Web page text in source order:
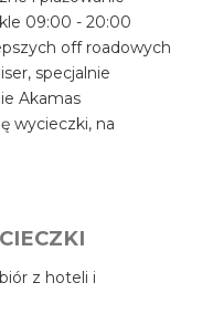
09:00 - 20:00
off roadowych
specjalnie
Akamas
wycieczki, na
z hoteli i